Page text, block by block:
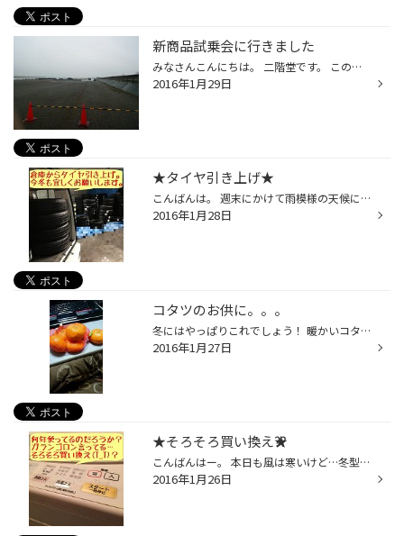
新商品試乗会に行きました
みなさんこんにちは。 二階堂です。 この度、ブリヂストンの新商品の プレイズ PXシリーズ レグノ GR-レジェーラ に乗って来ました。 いろいろと勉強や体験させて頂き、 みなさんにお伝え出来るようになりました。 今回もすごいですよ！ ぜひみなさんに履いていただきたい(≧∀≦) カタログ以外の性能...
2016年1月29日
★タイヤ引き上げ★
こんばんは。 週末にかけて雨模様の天候になりそうですね。 今日は朝早起きして(T_T)下松の倉庫のタイヤを 引き上げに行ってきましたよ…毎年恒例です。 店舗にタイヤ移動しましたので…二階倉庫を 明日明後日で…しっかり整理整頓しますよー。 倉庫さん…今年の冬も宜しくお願いします(^○^)
2016年1月28日
コタツのお供に。。。
冬にはやっぱりこれでしょう！ 暖かいコタツに、甘いミカン。もう動きたくなくなりますネ（笑） まだまだ寒い日が続きますので、しばらくこのセットは欠かせない です！
2016年1月27日
★そろそろ買い換え⁇★
こんばんはー。 本日も風は寒いけど…冬型天候は通り越したかな。 明日は店舗休日なので…ゆっくりできるかな(^○^) 我が家で使用中…夜な夜な大活躍してる洗濯機君。 何年前に購入したのだろうか？思い出せません(T_T) 仕事で汚れた制服やズボン…下着靴下まで綺麗に洗濯。 大活躍なのですが…最近少しガ...
2016年1月26日